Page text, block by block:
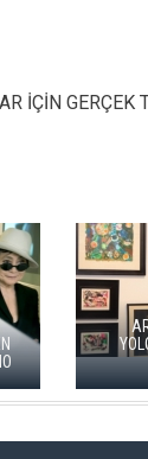
İÇİN GERÇEK